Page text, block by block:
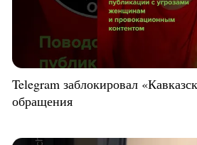
Telegram заблокировал
обращения